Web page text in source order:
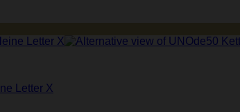
Letter X